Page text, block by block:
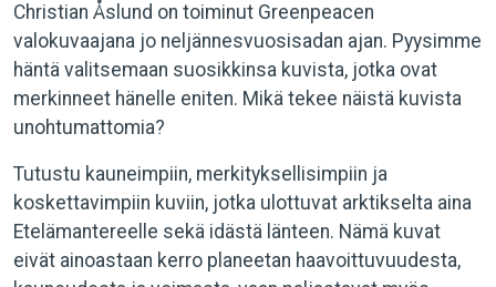
Christian Åslund on toiminut Greenpeacen
valokuvaajana jo neljännesvuosisadan ajan. Pyysimme
häntä valitsemaan suosikkinsa kuvista, jotka ovat
merkinneet hänelle eniten. Mikä tekee näistä kuvista
unohtumattomia?
Tutustu kauneimpiin, merkityksellisimpiin ja
koskettavimpiin kuviin, jotka ulottuvat arktikselta aina
Etelämantereelle sekä idästä länteen. Nämä kuvat
eivät ainoastaan kerro planeetan haavoittuvuudesta,